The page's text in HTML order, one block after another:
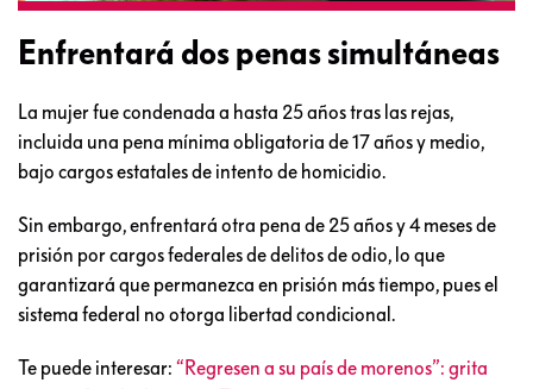
Enfrentará dos penas simultáneas
La mujer fue condenada a hasta 25 años tras las rejas,
incluida una pena mínima obligatoria de 17 años y medio,
bajo cargos estatales de intento de homicidio.
Sin embargo, enfrentará otra pena de 25 años y 4 meses de
prisión por cargos federales de delitos de odio, lo que
garantizará que permanezca en prisión más tiempo, pues el
sistema federal no otorga libertad condicional.
Te puede interesar: “Regresen a su país de morenos”: grita